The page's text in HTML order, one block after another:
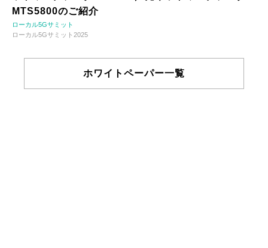
MTS5800のご紹介
ローカル5Gサミット
ローカル5Gサミット2025
ホワイトペーパー一覧